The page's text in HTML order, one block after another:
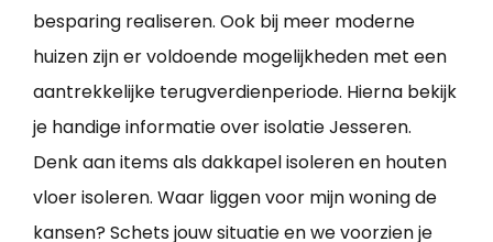
besparing realiseren. Ook bij meer moderne
huizen zijn er voldoende mogelijkheden met een
aantrekkelijke terugverdienperiode. Hierna bekijk
je handige informatie over isolatie Jesseren.
Denk aan items als dakkapel isoleren en houten
vloer isoleren. Waar liggen voor mijn woning de
kansen? Schets jouw situatie en we voorzien je